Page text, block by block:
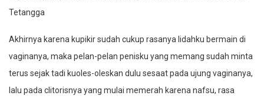
Tetangga
Akhirnya karena kupikir sudah cukup rasanya lidahku bermain di
vaginanya, maka pelan-pelan penisku yang memang sudah minta
terus sejak tadi kuoles-oleskan dulu sesaat pada ujung vaginanya,
lalu pada clitorisnya yang mulai memerah karena nafsu, rasa